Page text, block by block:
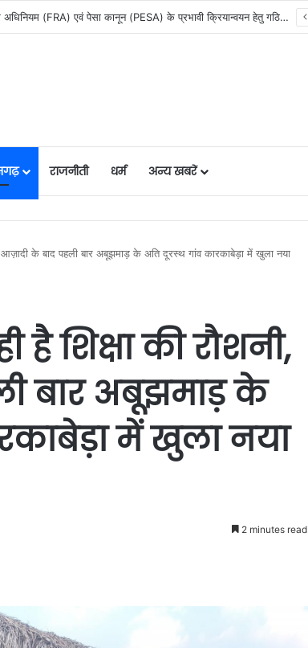
सेवा सेतु पोर्टल में उत्कृष्ट प्रदर्शन: बलरामपुर के निर्दोष लकड़ा बने प्रदेश के टॉप ट्रांजैक्शन वीएलई, वित्त मंत्री ओ.पी. चौधरी ने किया सम्मानित, 13,912 आवेदनों के सफल निराकरण से बनाया रिकॉर्ड…
राजनीती धर्म अन्य खबरें
के बाद पहली बार अबूझमाड़ के अति दूरस्थ गांव कारकाबेड़ा में खुला नया
शिक्षा की रौशनी,
बार अबूझमाड़ के
में खुला नया
2 minutes read